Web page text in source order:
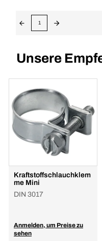
1
Unsere
Kraftstoffschlauchklem
me Mini
DIN 3017
Anmelden, um Preise zu
sehen